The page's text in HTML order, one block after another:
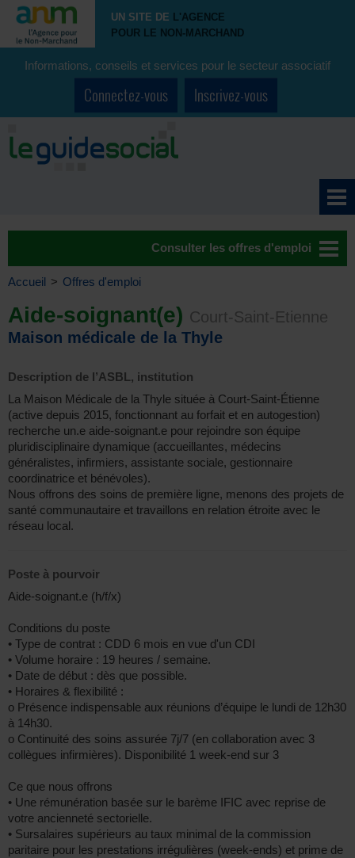
UN SITE DE L'AGENCE
POUR LE NON-MARCHAND
Informations, conseils et services pour le secteur associatif
Connectez-vous Inscrivez-vous
Consulter les offres d'emploi
Accueil > Offres d'emploi
Aide-soignant(e) Court-Saint-Etienne
Maison médicale de la Thyle
Description de l’ASBL, institution
La Maison Médicale de la Thyle située à Court-Saint-Étienne
(active depuis 2015, fonctionnant au forfait et en autogestion)
recherche un.e aide-soignant.e pour rejoindre son équipe
pluridisciplinaire dynamique (accueillantes, médecins
généralistes, infirmiers, assistante sociale, gestionnaire
coordinatrice et bénévoles).
Nous offrons des soins de première ligne, menons des projets de
santé communautaire et travaillons en relation étroite avec le
réseau local.
Poste à pourvoir
Aide-soignant.e (h/f/x)
Conditions du poste
• Type de contrat : CDD 6 mois en vue d'un CDI
• Volume horaire : 19 heures / semaine.
• Date de début : dès que possible.
• Horaires & flexibilité :
o Présence indispensable aux réunions d’équipe le lundi de 12h30
à 14h30.
o Continuité des soins assurée 7j/7 (en collaboration avec 3
collègues infirmières). Disponibilité 1 week-end sur 3
Ce que nous offrons
• Une rémunération basée sur le barème IFIC avec reprise de
votre ancienneté sectorielle.
• Sursalaires supérieurs au taux minimal de la commission
paritaire pour les prestations irrégulières (week-ends) et prime de